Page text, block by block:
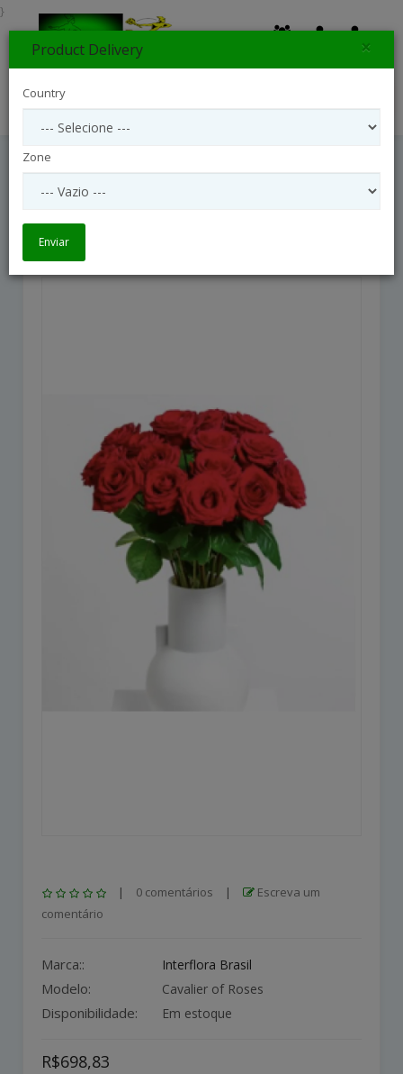
Cavalier Of Roses
| 0 comentários |
Escreva um
comentário
Marca:: Interflora Brasil
Modelo: Cavalier of Roses
Disponibilidade: Em estoque
R$698,83
}
Product Delivery ×
Country
Zone
Enviar